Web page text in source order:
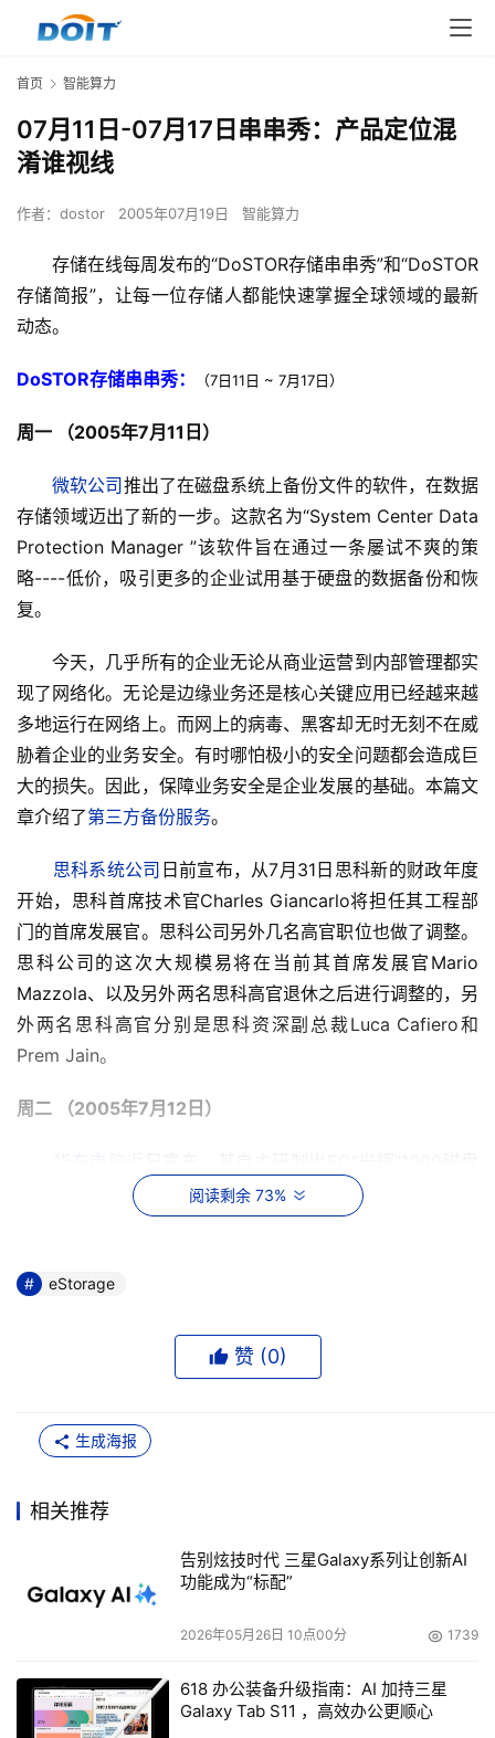
首页 智能算力
07月11日-07月17日串串秀：产品定位混
淆谁视线
作者： dostor 2005年07月19日 智能算力
存储在线每周发布的“DoSTOR存储串串秀”和“DoSTOR
存储简报”，让每一位存储人都能快速掌握全球领域的最新
动态。
DoSTOR存储串串秀： （7日11日 ~ 7月17日）
周一 （2005年7月11日）
微软公司 推出了在磁盘系统上备份文件的软件，在数据
存储领域迈出了新的一步。这款名为“System Center Data
Protection Manager ”该软件旨在通过一条屡试不爽的策
略----低价，吸引更多的企业试用基于硬盘的数据备份和恢
复。
今天，几乎所有的企业无论从商业运营到内部管理都实
现了网络化。无论是边缘业务还是核心关键应用已经越来越
多地运行在网络上。而网上的病毒、黑客却无时无刻不在威
胁着企业的业务安全。有时哪怕极小的安全问题都会造成巨
大的损失。因此，保障业务安全是企业发展的基础。本篇文
章介绍了第三方备份服务。
思科系统公司 日前宣布，从7月31日思科新的财政年度
开始，思科首席技术官Charles Giancarlo将担任其工程部
门的首席发展官。思科公司另外几名高官职位也做了调整。
思科公司的这次大规模易将在当前其首席发展官Mario
Mazzola、以及另外两名思科高官退休之后进行调整的，另
外两名思科高官分别是思科资深副总裁Luca Cafiero和
Prem Jain。
周二 （2005年7月12日）
阵列海量存储系统，已顺利通过了上海市科技委员会的科技
成果鉴定，该项技术能够极大的提高专业化存储技术服务和
TagmaStore通用存储平台在全球市场销售超过1000台且需
求势头保持旺盛的前提下，继续将虚拟化及突破性的架构技
TagmaStore网络存储控制器NSC55，为该市场注入了新活
力。
中国惠普有限公司
京、西安、沈阳、上海、广州、武汉、成都等8大城市，依
次启动主题为“珠联璧合 创新无限”的ProLiant服务器和HP
StorageWorks存储新产品和方案巡展，以生动活泼的形式
向用户及合作伙伴倾力奉献动成长企业的重要平台 -- HP工
动成长企业。
阅读剩余 73%
eStorage
赞 (0)
生成海报
相关推荐
告别炫技时代 三星Galaxy系列让创新AI
功能成为“标配”
2026年05月26日 10点00分 1739
618 办公装备升级指南：AI 加持三星
Galaxy Tab S11 ，高效办公更顺心